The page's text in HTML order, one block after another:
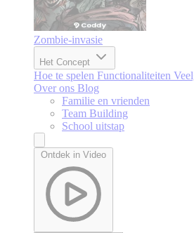
Zombie-invasie
Het Concept
Hoe te spelen Functionaliteiten
Over ons Blog
Familie en vrienden
Team Building
School uitstap
Ontdek in Video